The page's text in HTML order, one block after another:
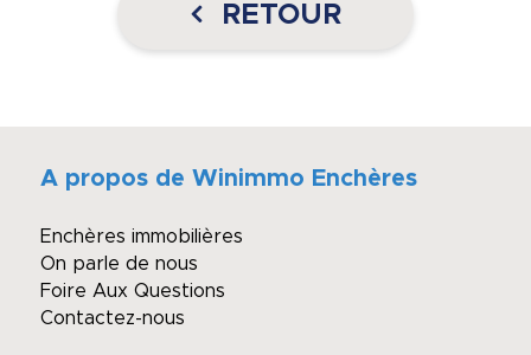
RETOUR
A propos de Winimmo Enchères
Enchères immobilières
On parle de nous
Foire Aux Questions
Contactez-nous